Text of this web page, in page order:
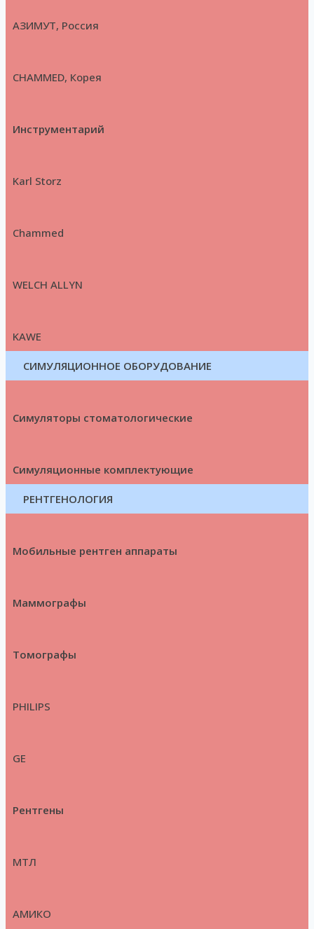
АЗИМУТ, Россия
CHAMMED, Корея
Инструментарий
Karl Storz
Chammed
WELCH ALLYN
KAWE
СИМУЛЯЦИОННОЕ ОБОРУДОВАНИЕ
Симуляторы стоматологические
Симуляционные комплектующие
РЕНТГЕНОЛОГИЯ
Мобильные рентген аппараты
Маммографы
Томографы
PHILIPS
GE
Рентгены
МТЛ
АМИКО